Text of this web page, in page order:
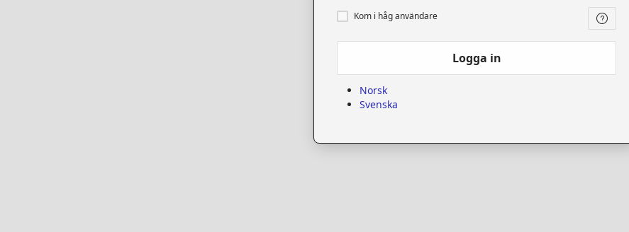
Kom
i
Kom i håg användare
Logga in
Norsk
Svenska